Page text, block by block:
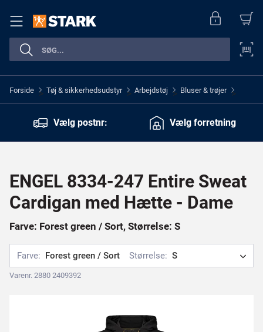
Forside > Tøj & sikkerhedsudstyr > Arbejdstøj > Bluser & trøjer >
Vælg postnr: Vælg forretning
ENGEL 8334-247 Entire Sweat
Cardigan med Hætte - Dame
Farve: Forest green / Sort, Størrelse: S
Farve: Forest green / Sort Størrelse: S
Varenr. 2880 2409392